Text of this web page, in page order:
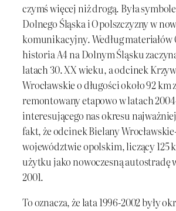
czymś więcej niż drogą. Była
Dolnego Śląska i Opolszczyzny w
komunikacyjny. Według materiałów
historia A4 na Dolnym Śląsku
latach 30. XX wieku, a odcinek
Wrocławskie o długości około 92 km
remontowany etapowo w latach
interesującego nas okresu
fakt, że odcinek Bielany
województwie opolskim, liczący 125
użytku jako nowoczesną autostradę
2001.
To oznacza, że lata 1996-2002 były